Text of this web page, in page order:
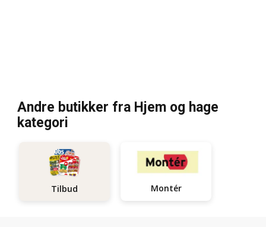
Andre butikker fra Hjem og hage
kategori
Tilbud Montér